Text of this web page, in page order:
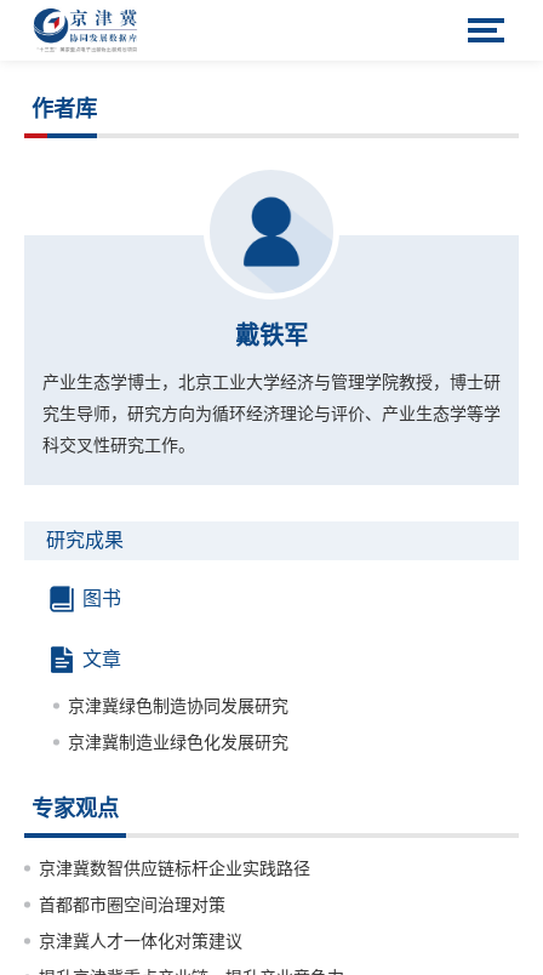
作者库
戴铁军
产业生态学博士，北京工业大学经济与管理学院教授，博士研
究生导师，研究方向为循环经济理论与评价、产业生态学等学
科交叉性研究工作。
研究成果
图书
文章
京津冀绿色制造协同发展研究
京津冀制造业绿色化发展研究
专家观点
京津冀数智供应链标杆企业实践路径
首都都市圈空间治理对策
京津冀人才一体化对策建议